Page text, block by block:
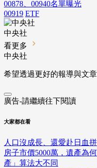
00878、00940名單曝光
00919 ETF
中央社
看更多
中央社
希望透過更好的報導與文
廣告-請繼續往下閱讀
大家都在看
人口沒成長、還愛赴日血
房子市價5000萬，遺產為
產」算法大不同